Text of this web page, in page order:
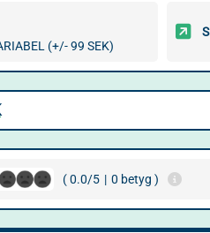
(+/- 99 SEK)
( 0.0/5 | 0 betyg )